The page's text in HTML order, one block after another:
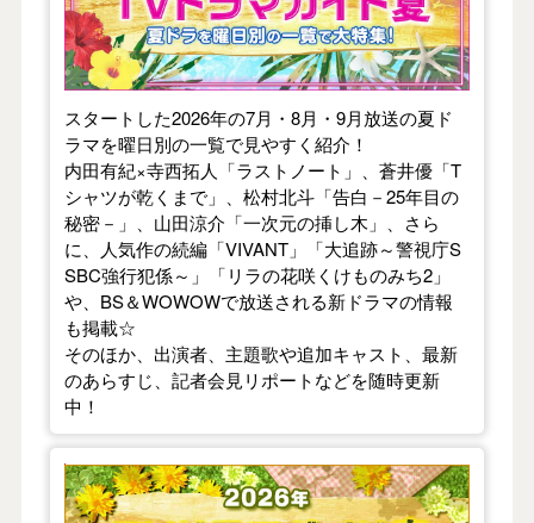
スタートした2026年の7月・8月・9月放送の夏ド
ラマを曜日別の一覧で見やすく紹介！
内田有紀×寺西拓人「ラストノート」、蒼井優「T
シャツが乾くまで」、松村北斗「告白－25年目の
秘密－」、山田涼介「一次元の挿し木」、さら
に、人気作の続編「VIVANT」「大追跡～警視庁S
SBC強行犯係～」「リラの花咲くけものみち2」
や、BS＆WOWOWで放送される新ドラマの情報
も掲載☆
そのほか、出演者、主題歌や追加キャスト、最新
のあらすじ、記者会見リポートなどを随時更新
中！
【2026年春】TVドラマガイド